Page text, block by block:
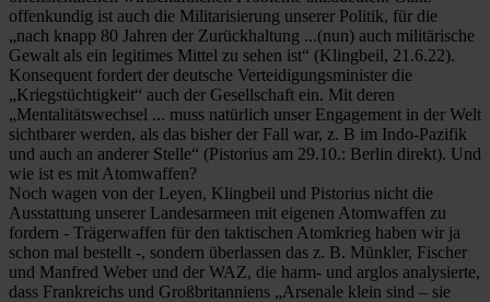
offenkundig ist auch die Militarisierung unserer Politik, für die
„nach knapp 80 Jahren der Zurückhaltung ...(nun) auch militärische
Gewalt als ein legitimes Mittel zu sehen ist“ (Klingbeil, 21.6.22).
Konsequent fordert der deutsche Verteidigungsminister die
„Kriegstüchtigkeit“ auch der Gesellschaft ein. Mit deren
„Mentalitätswechsel ... muss natürlich unser Engagement in der Welt
sichtbarer werden, als das bisher der Fall war, z. B im Indo-Pazifik
und auch an anderer Stelle“ (Pistorius am 29.10.: Berlin direkt). Und
wie ist es mit Atomwaffen?
Noch wagen von der Leyen, Klingbeil und Pistorius nicht die
Ausstattung unserer Landesarmeen mit eigenen Atomwaffen zu
fordern - Trägerwaffen für den taktischen Atomkrieg haben wir ja
schon mal bestellt -, sondern überlassen das z. B. Münkler, Fischer
und Manfred Weber und der WAZ, die harm- und arglos analysierte,
dass Frankreichs und Großbritanniens „Arsenale klein sind – sie